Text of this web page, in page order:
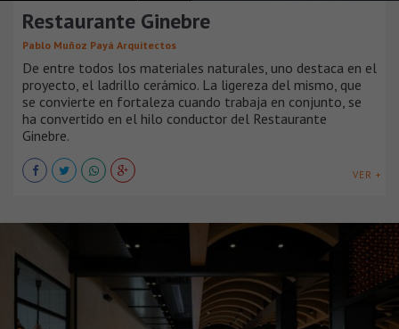
Restaurante Ginebre
Pablo Muñoz Payá Arquitectos
De entre todos los materiales naturales, uno destaca en el
proyecto, el ladrillo cerámico. La ligereza del mismo, que
se convierte en fortaleza cuando trabaja en conjunto, se
ha convertido en el hilo conductor del Restaurante
Ginebre.
VER +